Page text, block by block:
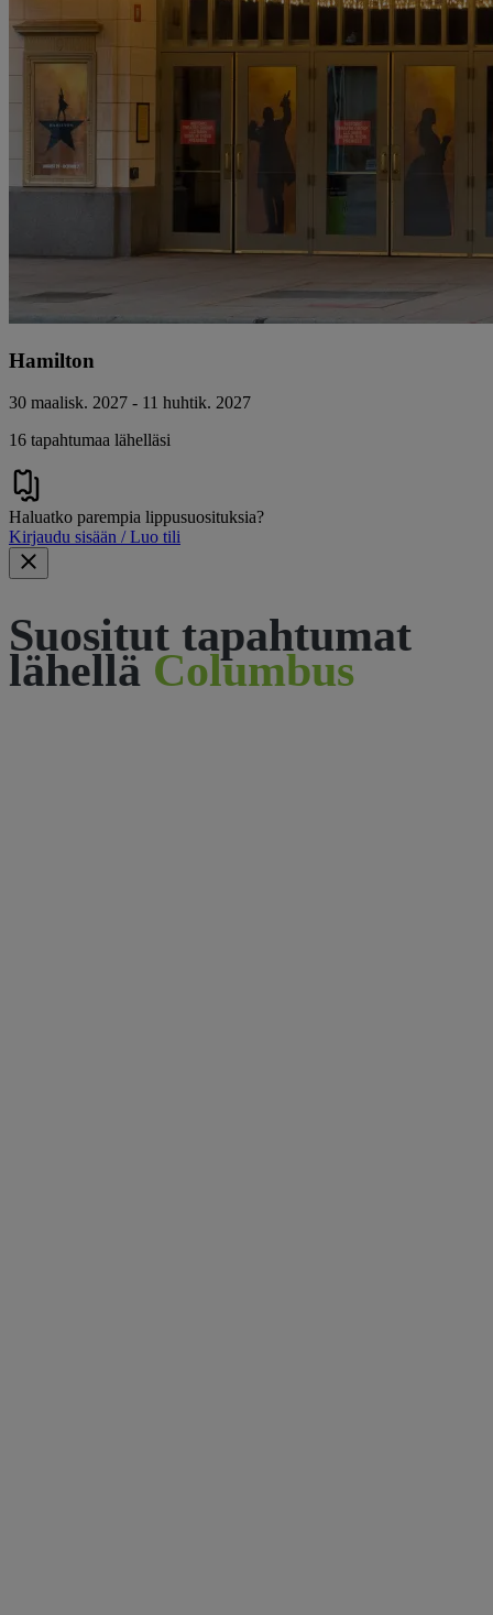
Hamilton
30 maalisk. 2027 - 11 huhtik. 2027
16 tapahtumaa lähelläsi
Haluatko parempia lippusuosituksia?
Kirjaudu sisään / Luo tili
Suositut tapahtumat
lähellä Columbus